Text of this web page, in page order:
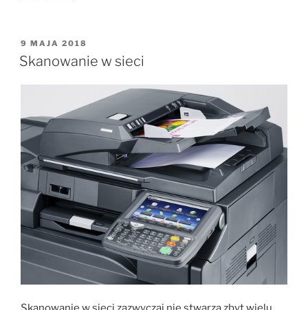
Jitsi.org”
OPUBLIKOWANE
W
9 MAJA 2018
Skanowanie w sieci